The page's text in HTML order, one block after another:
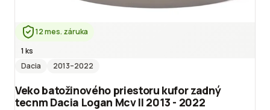
12 mes. záruka
1 ks
Dacia
2013–2022
Veko batožinového priestoru kufor zadný
tecnm Dacia Logan Mcv II 2013 - 2022